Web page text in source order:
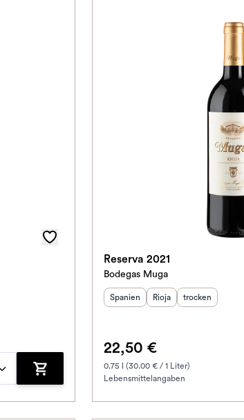
Zum Warenkorb hinzufügen
Reserva 2021
Bodegas Muga
Herkunftsland:
Spanien Herkunftsregion
Rioja Geschmack
trocken
22,50 €
0.75 l (30.00 € / 1 Liter)
Lebensmittelangaben